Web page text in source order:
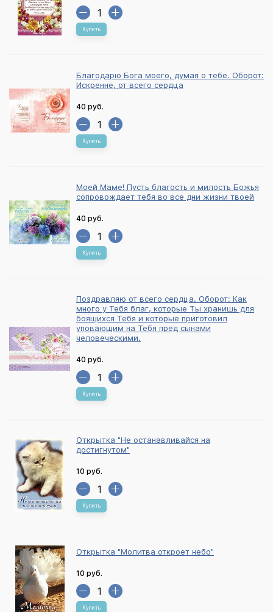
Купить
Благодарю Бога моего, думая о тебе. Оборот:
Искренне, от всего сердца
40 руб.
Купить
Моей Маме! Пусть благость и милость Божья
сопровождает тебя во все дни жизни твоей
40 руб.
Купить
Поздравляю от всего сердца. Оборот: Как
много у Тебя благ, которые Ты хранишь для
боящихся Тебя и которые приготовил
уповающим на Тебя пред сынами
человеческими.
40 руб.
Купить
Открытка "Не останавливайся на
достигнутом"
10 руб.
Купить
Открытка "Молитва откроет небо"
10 руб.
Купить